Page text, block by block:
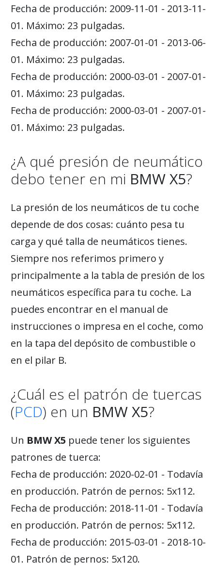
Fecha de producción: 2009-11-01 - 2013-11-
01. Máximo: 23 pulgadas.
Fecha de producción: 2007-01-01 - 2013-06-
01. Máximo: 23 pulgadas.
Fecha de producción: 2000-03-01 - 2007-01-
01. Máximo: 23 pulgadas.
Fecha de producción: 2000-03-01 - 2007-01-
01. Máximo: 23 pulgadas.
¿A qué presión de neumático
debo tener en mi BMW X5?
La presión de los neumáticos de tu coche
depende de dos cosas: cuánto pesa tu
carga y qué talla de neumáticos tienes.
Siempre nos referimos primero y
principalmente a la tabla de presión de los
neumáticos específica para tu coche. La
puedes encontrar en el manual de
instrucciones o impresa en el coche, como
en la tapa del depósito de combustible o
en el pilar B.
¿Cuál es el patrón de tuercas
(PCD) en un BMW X5?
Un BMW X5 puede tener los siguientes
patrones de tuerca:
Fecha de producción: 2020-02-01 - Todavía
en producción. Patrón de pernos: 5x112.
Fecha de producción: 2018-11-01 - Todavía
en producción. Patrón de pernos: 5x112.
Fecha de producción: 2015-03-01 - 2018-10-
01. Patrón de pernos: 5x120.